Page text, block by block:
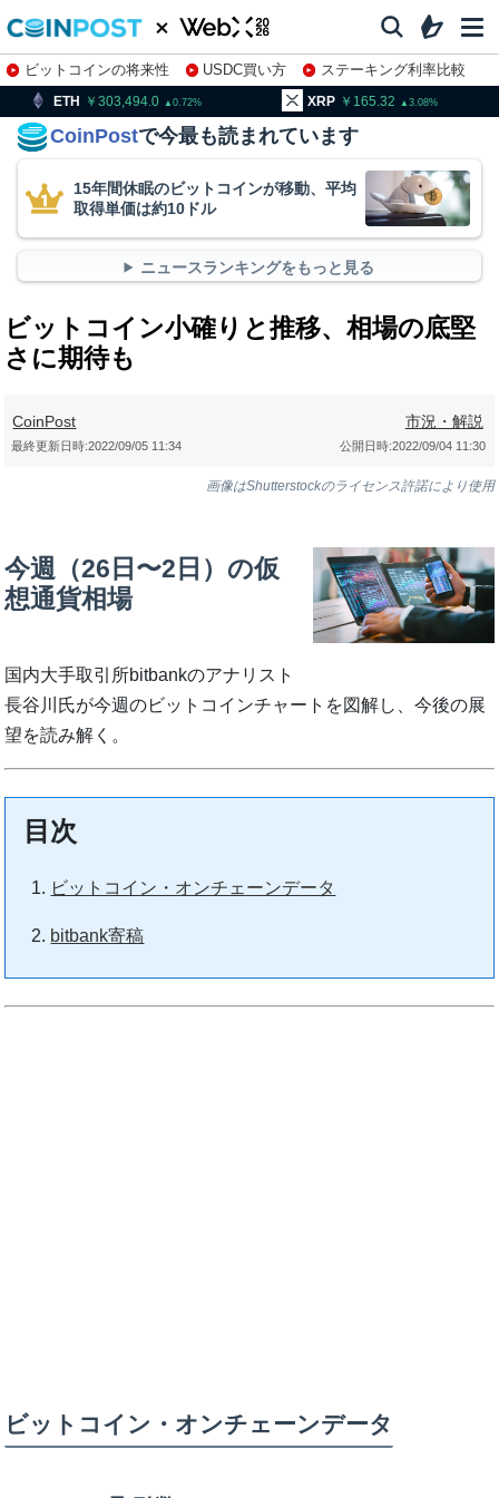
ビットコインの将来性 USDC買い方
ステーキング利率比較
株特集・関連銘柄
0.72 165.32 3.08
CoinPostで今最も読まれています
15年間休眠のビットコインが移動、平均
取得単価は約10ドル
ニュースランキングをもっと見る
ビットコイン小確りと推移、相場の底堅
さに期待も
CoinPost 市況・解説
公開日時:2022/09/04 11:30
最終更新日時:2022/09/05 11:34
画像はShutterstockのライセンス許諾により使用
今週（26日〜2日）の仮
想通貨相場
国内大手取引所bitbankのアナリスト
長谷川氏が今週のビットコインチャートを図解し、今後の展
望を読み解く。
目次
ビットコイン・オンチェーンデータ
bitbank寄稿
ビットコイン・オンチェーンデータ